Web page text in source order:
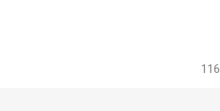
van adidas en aankomende producten
toegang tot nieuwe releases.
116